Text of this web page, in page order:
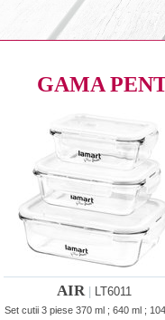
GAMA
AIR| LT6011
Set cutii 3 piese 370 ml ; 640 ml ;